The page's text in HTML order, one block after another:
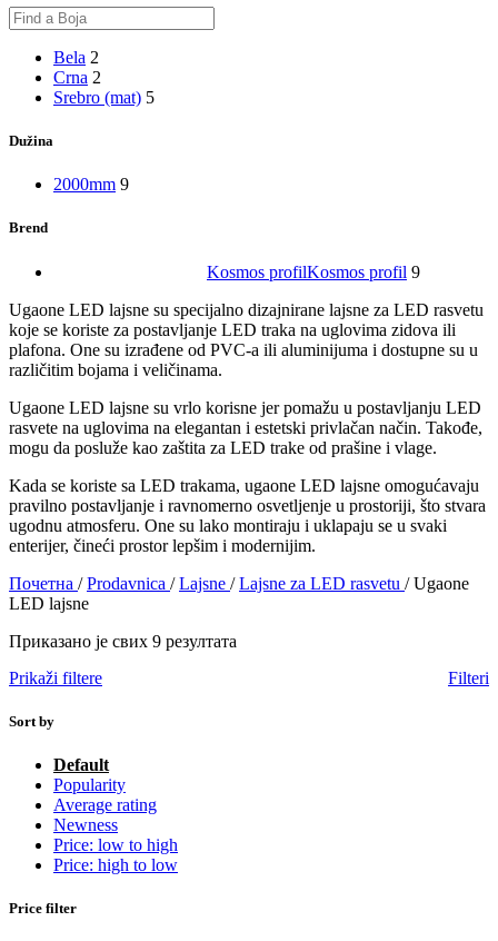
Bela 2
Crna 2
Srebro (mat) 5
Dužina
2000mm 9
Brend
Kosmos profilKosmos profil 9
Ugaone LED lajsne su specijalno dizajnirane lajsne za LED rasvetu
koje se koriste za postavljanje LED traka na uglovima zidova ili
plafona. One su izrađene od PVC-a ili aluminijuma i dostupne su u
različitim bojama i veličinama.
Ugaone LED lajsne su vrlo korisne jer pomažu u postavljanju LED
rasvete na uglovima na elegantan i estetski privlačan način. Takođe,
mogu da posluže kao zaštita za LED trake od prašine i vlage.
Kada se koriste sa LED trakama, ugaone LED lajsne omogućavaju
pravilno postavljanje i ravnomerno osvetljenje u prostoriji, što stvara
ugodnu atmosferu. One su lako montiraju i uklapaju se u svaki
enterijer, čineći prostor lepšim i modernijim.
Почетна / Prodavnica / Lajsne / Lajsne za LED rasvetu / Ugaone
LED lajsne
Приказано је свих 9 резултата
Prikaži filtere
Filteri
Sort by
Default
Popularity
Average rating
Newness
Price: low to high
Price: high to low
Price filter